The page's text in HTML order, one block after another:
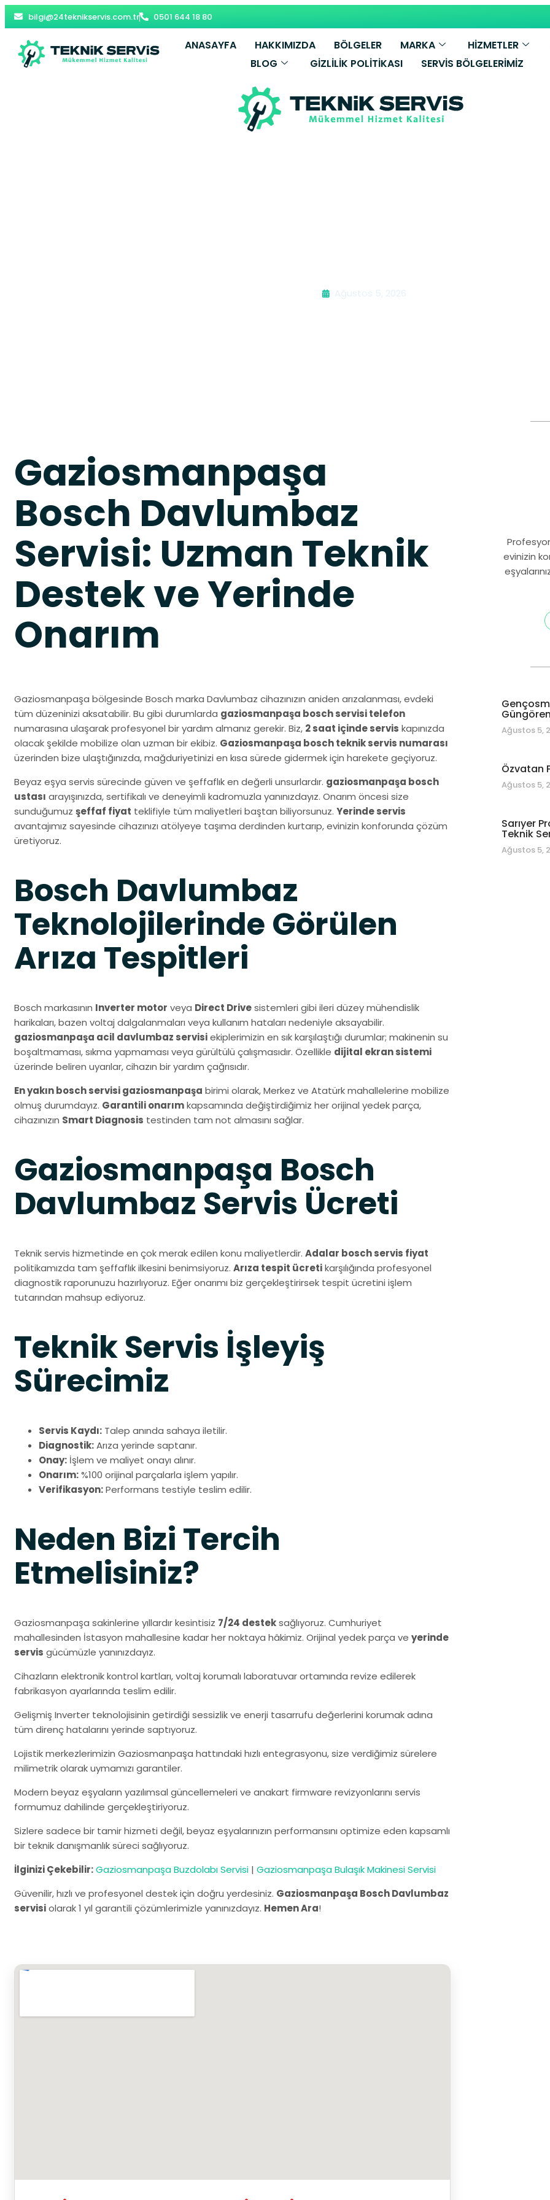
bilgi@24teknikservis.com.tr 0501 644 18 80
ANASAYFA HAKKIMIZDA BÖLGELER MARKA HİZMETLER
BLOG
GIZLILIK POLITIKASI SERVIS BÖLGELERIMIZ
Ağustos 5, 2026
Gaziosmanpaşa
Bosch Davlumbaz
Servisi: Uzman Teknik
Destek ve Yerinde
Onarım
Gaziosmanpaşa bölgesinde Bosch marka Davlumbaz cihazınızın aniden arızalanması, evdeki
tüm düzeninizi aksatabilir. Bu gibi durumlarda gaziosmanpaşa bosch servisi telefon
numarasına ulaşarak profesyonel bir yardım almanız gerekir. Biz, 2 saat içinde servis kapınızda
olacak şekilde mobilize olan uzman bir ekibiz. Gaziosmanpaşa bosch teknik servis numarası
üzerinden bize ulaştığınızda, mağduriyetinizi en kısa sürede gidermek için harekete geçiyoruz.
Beyaz eşya servis sürecinde güven ve şeffaflık en değerli unsurlardır. gaziosmanpaşa bosch
ustası arayışınızda, sertifikalı ve deneyimli kadromuzla yanınızdayız. Onarım öncesi size
sunduğumuz şeffaf fiyat teklifiyle tüm maliyetleri baştan biliyorsunuz. Yerinde servis
avantajımız sayesinde cihazınızı atölyeye taşıma derdinden kurtarıp, evinizin konforunda çözüm
üretiyoruz.
Bosch Davlumbaz
Teknolojilerinde Görülen
Arıza Tespitleri
Bosch markasının Inverter motor veya Direct Drivesistemleri gibi ileri düzey mühendislik
harikaları, bazen voltaj dalgalanmaları veya kullanım hataları nedeniyle aksayabilir.
gaziosmanpaşa acil davlumbaz servisiekiplerimizin en sık karşılaştığı durumlar; makinenin su
boşaltmaması, sıkma yapmaması veya gürültülü çalışmasıdır. Özellikle dijital ekran sistemi
üzerinde beliren uyarılar, cihazın bir yardım çağrısıdır.
En yakın bosch servisi gaziosmanpaşa birimi olarak, Merkez ve Atatürk mahallelerine mobilize
olmuş durumdayız. Garantili onarımkapsamında değiştirdiğimiz her orijinal yedek parça,
cihazınızın Smart Diagnosis testinden tam not almasını sağlar.
Gaziosmanpaşa Bosch
Davlumbaz Servis Ücreti
Teknik servis hizmetinde en çok merak edilen konu maliyetlerdir. Adalar bosch servis fiyat
politikamızda tam şeffaflık ilkesini benimsiyoruz. Arıza tespit ücretikarşılığında profesyonel
diagnostik raporunuzu hazırlıyoruz. Eğer onarımı biz gerçekleştirirsek tespit ücretini işlem
tutarından mahsup ediyoruz.
Teknik Servis İşleyiş
Sürecimiz
Servis Kaydı: Talep anında sahaya iletilir.
Diagnostik:Arıza yerinde saptanır.
Onay: İşlem ve maliyet onayı alınır.
Onarım:%100 orijinal parçalarla işlem yapılır.
Verifikasyon:Performans testiyle teslim edilir.
Neden Bizi Tercih
Etmelisiniz?
Gaziosmanpaşa sakinlerine yıllardır kesintisiz 7/24 desteksağlıyoruz. Cumhuriyet
mahallesinden İstasyon mahallesine kadar her noktaya hâkimiz. Orijinal yedek parça ve yerinde
servis gücümüzle yanınızdayız.
Cihazların elektronik kontrol kartları, voltaj korumalı laboratuvar ortamında revize edilerek
fabrikasyon ayarlarında teslim edilir.
Gelişmiş Inverter teknolojisinin getirdiği sessizlik ve enerji tasarrufu değerlerini korumak adına
tüm direnç hatalarını yerinde saptıyoruz.
Lojistik merkezlerimizin Gaziosmanpaşa hattındaki hızlı entegrasyonu, size verdiğimiz sürelere
milimetrik olarak uymamızı garantiler.
Modern beyaz eşyaların yazılımsal güncellemeleri ve anakart firmware revizyonlarını servis
formumuz dahilinde gerçekleştiriyoruz.
Sizlere sadece bir tamir hizmeti değil, beyaz eşyalarınızın performansını optimize eden kapsamlı
bir teknik danışmanlık süreci sağlıyoruz.
İlginizi Çekebilir:Gaziosmanpaşa Buzdolabı Servisi | Gaziosmanpaşa Bulaşık Makinesi Servisi
Güvenilir, hızlı ve profesyonel destek için doğru yerdesiniz. Gaziosmanpaşa Bosch Davlumbaz
servisiolarak 1 yıl garantili çözümlerimizle yanınızdayız. Hemen Ara!
evinizin
Ağustos 5,
Özvatan
Ağustos 5,
Sarıyer
Teknik
Ağustos 5,